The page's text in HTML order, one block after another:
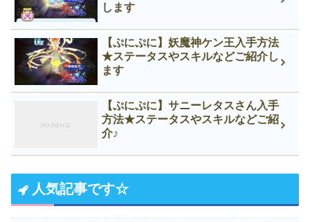
します
【ぷにぷに】妖魔神ケン王入手方法
★ステータスやスキルなどご紹介し
ます
【ぷにぷに】サニーレタスさん入手
方法★ステータスやスキルなどご紹
介♪
人気記事です☆